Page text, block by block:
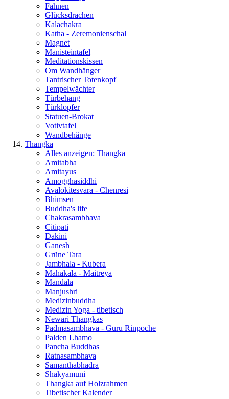
Fahnen
Glücksdrachen
Kalachakra
Katha - Zeremonienschal
Magnet
Manisteintafel
Meditationskissen
Om Wandhänger
Tantrischer Totenkopf
Tempelwächter
Türbehang
Türklopfer
Statuen-Brokat
Votivtafel
Wandbehänge
Thangka
Alles anzeigen: Thangka
Amitabha
Amitayus
Amogghasiddhi
Avalokitesvara - Chenresi
Bhimsen
Buddha's life
Chakrasambhava
Citipati
Dakini
Ganesh
Grüne Tara
Jambhala - Kubera
Mahakala - Maitreya
Mandala
Manjushri
Medizinbuddha
Medizin Yoga - tibetisch
Newari Thangkas
Padmasambhava - Guru Rinpoche
Palden Lhamo
Pancha Buddhas
Ratnasambhava
Samanthabhadra
Shakyamuni
Thangka auf Holzrahmen
Tibetischer Kalender